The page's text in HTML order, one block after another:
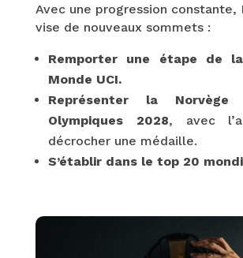
Avec une progression constante,
vise de nouveaux sommets :
Remporter une étape de
Monde UCI.
Représenter la
Olympiques 2028, avec
décrocher une médaille.
S’établir dans le top 20